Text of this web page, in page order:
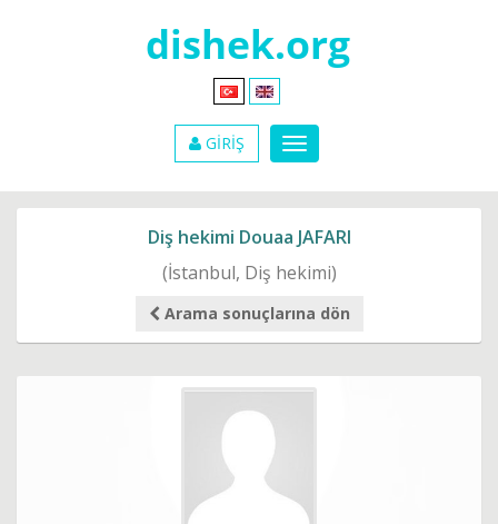
GİRİŞ
Diş hekimi Douaa JAFARI
(İstanbul, Diş hekimi)
Arama sonuçlarına dön